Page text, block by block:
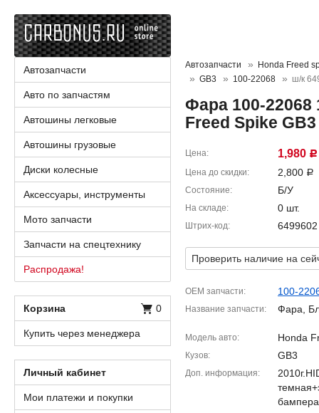
Автозапчасти
Honda Freed
GB3
100-22068 ш/к
Фара 100-22068
Freed Spike GB3
Цена 1,980 Р
Цена до скидки 2,800 Р
Состояние Б/У
На складе 0 шт.
Штрих-код 6499602
Проверить наличие на
OEM запчасти 100-
Название запчасти Фара,
Модель авто Honda
Кузов GB3
Доп. информация
Автозапчасти
Авто по запчастям
Автошины легковые
Автошины грузовые
Диски колесные
Аксессуары, инструменты
Мото запчасти
Запчасти на спецтехнику
Распродажа!
Корзина 0
Купить через менеджера
Личный кабинет
Мои платежи и покупки